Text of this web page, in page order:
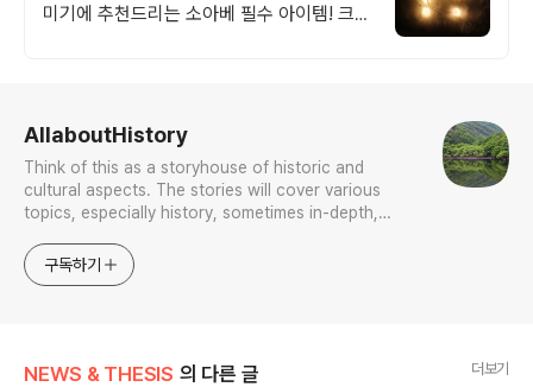
미기에 추천드리는 소아베 필수 아이템! 크리
AllaboutHistory
Think of this as a storyhouse of historic and
cultural aspects. The stories will cover various
topics, especially history, sometimes in-depth,
approach will be to resist any common sense or
generalized viewpoint
구독하기
NEWS & THESIS 의 다른 글 더보기